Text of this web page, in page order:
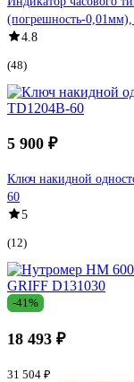
(погрешность-0,01мм),
4.8
(48)
5 900 ₽
Ключ накидной
60
5
(12)
-41%
18 493 ₽
31 504 ₽